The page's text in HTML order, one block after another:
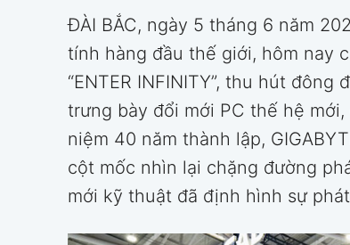
ĐÀI BẮC, ngày 5 tháng 6 năm
tính hàng đầu thế giới, hôm nay
“ENTER INFINITY”, thu hút
trưng bày đổi mới PC thế hệ
niệm 40 năm thành lập,
cột mốc nhìn lại chặng đường
mới kỹ thuật đã định hình sự